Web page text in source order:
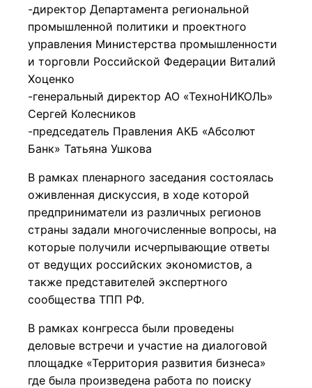
-директор Департамента региональной
промышленной политики и проектного
управления Министерства промышленности
и торговли Российской Федерации Виталий
Хоценко
-генеральный директор АО «ТехноНИКОЛЬ»
Сергей Колесников
-председатель Правления АКБ «Абсолют
Банк» Татьяна Ушкова
В рамках пленарного заседания состоялась
оживленная дискуссия, в ходе которой
предприниматели из различных регионов
страны задали многочисленные вопросы, на
которые получили исчерпывающие ответы
от ведущих российских экономистов, а
также представителей экспертного
сообщества ТПП РФ.
В рамках конгресса были проведены
деловые встречи и участие на диалоговой
площадке «Территория развития бизнеса»
где была произведена работа по поиску